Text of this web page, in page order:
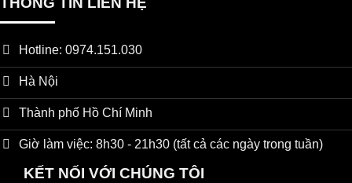
Hotline: 0974.151.030
Hà Nội
Thành phố Hồ Chí Minh
Giờ làm việc: 8h30 - 21h30 (tất cả các ngày trong tuần)
KẾT NỐI VỚI CHÚNG TÔI